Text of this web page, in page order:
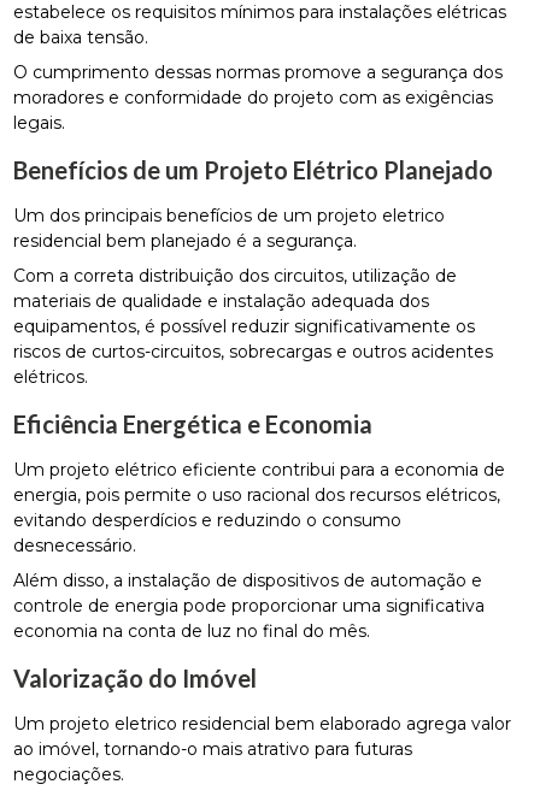
estabelece os requisitos mínimos para instalações elétricas
de baixa tensão.
O cumprimento dessas normas promove a segurança dos
moradores e conformidade do projeto com as exigências
legais.
Benefícios de um Projeto Elétrico Planejado
Um dos principais benefícios de um projeto eletrico
residencial bem planejado é a segurança.
Com a correta distribuição dos circuitos, utilização de
materiais de qualidade e instalação adequada dos
equipamentos, é possível reduzir significativamente os
riscos de curtos-circuitos, sobrecargas e outros acidentes
elétricos.
Eficiência Energética e Economia
Um projeto elétrico eficiente contribui para a economia de
energia, pois permite o uso racional dos recursos elétricos,
evitando desperdícios e reduzindo o consumo
desnecessário.
Além disso, a instalação de dispositivos de automação e
controle de energia pode proporcionar uma significativa
economia na conta de luz no final do mês.
Valorização do Imóvel
Um projeto eletrico residencial bem elaborado agrega valor
ao imóvel, tornando-o mais atrativo para futuras
negociações.